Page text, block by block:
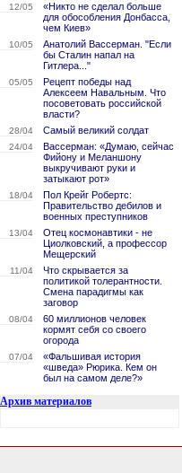
12/05
«Никто не сделал больше
для обособления Донбасса,
чем Киев»
10/05
Анатолий Вассерман. "Если
бы Сталин напал на
Гитлера..."
05/05
Рецепт победы над
Алексеем Навальным. Что
посоветовать российской
власти?
28/04 Самый великий солдат
24/04
Вассерман: «Думаю, сейчас
Фийону и Меланшону
выкручивают руки и
затыкают рот»
18/04
Пол Крейг Робертс:
Правительство дебилов и
военных преступников
13/04
Отец космонавтики - не
Циолковский, а профессор
Мещерский
11/04
Что скрывается за
политикой толерантности.
Смена парадигмы как
заговор
08/04
60 миллионов человек
кормят себя со своего
огорода
07/04
«Фальшивая история
«шведа» Рюрика. Кем он
был на самом деле?»
Архив материалов